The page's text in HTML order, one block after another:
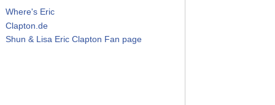
Where's Eric
Clapton.de
Shun & Lisa Eric Clapton Fan page